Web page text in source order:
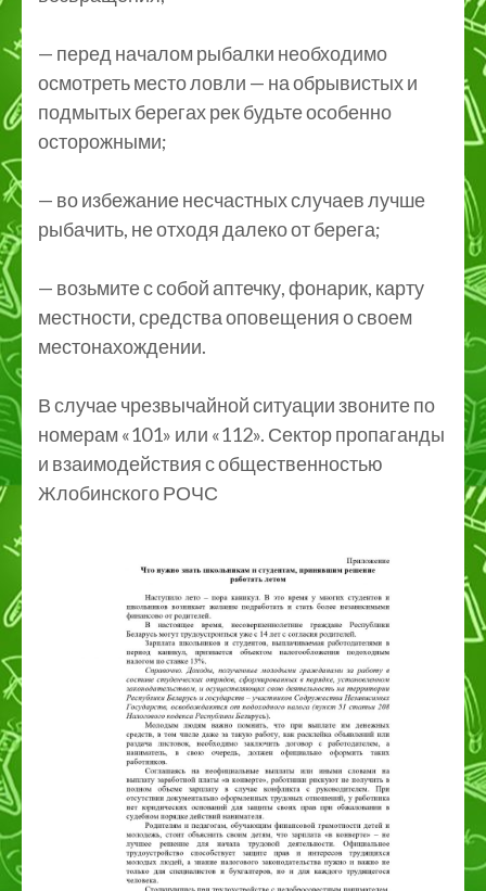
— перед началом рыбалки необходимо
осмотреть место ловли — на обрывистых и
подмытых берегах рек будьте особенно
осторожными;
— во избежание несчастных случаев лучше
рыбачить, не отходя далеко от берега;
— возьмите с собой аптечку, фонарик, карту
местности, средства оповещения о своем
местонахождении.
В случае чрезвычайной ситуации звоните по
номерам «101» или «112». Сектор пропаганды
и взаимодействия с общественностью
Жлобинского РОЧС